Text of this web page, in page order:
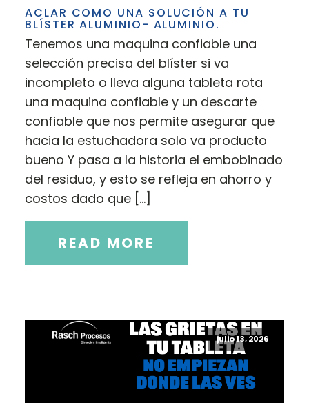
ACLAR COMO UNA SOLUCIÓN A TU
BLÍSTER ALUMINIO- ALUMINIO.
Tenemos una maquina confiable una
selección precisa del blíster si va
incompleto o lleva alguna tableta rota
una maquina confiable y un descarte
confiable que nos permite asegurar que
hacia la estuchadora solo va producto
bueno Y pasa a la historia el embobinado
del residuo, y esto se refleja en ahorro y
costos dado que […]
READ MORE
julio 13, 2026